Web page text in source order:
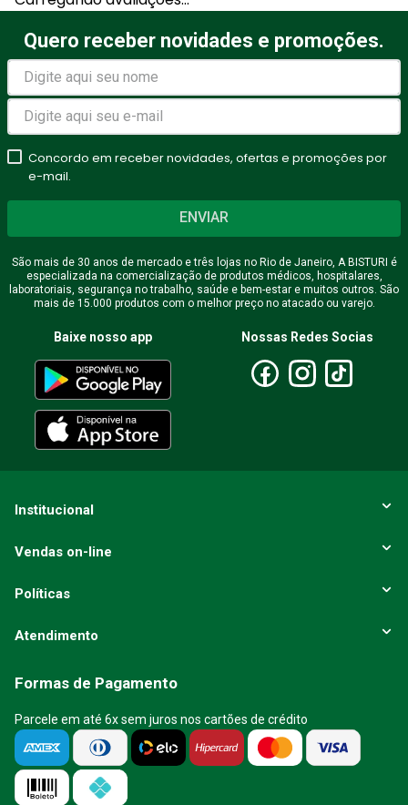
Avalie o produto de 1 a 5
estrelas
★★★★★
Seu nome
Endereço de email
Escreva uma avaliação
ENVIAR AVALIAÇÃO
Quero receber novidades e promoções.
Concordo em receber novidades, ofertas e promoções por
e-mail.
ENVIAR
São mais de 30 anos de mercado e três lojas no Rio de Janeiro, A BISTURI é
especializada na comercialização de produtos médicos, hospitalares,
laboratoriais, segurança no trabalho, saúde e bem-estar e muitos outros. São
mais de 15.000 produtos com o melhor preço no atacado ou varejo.
Baixe nosso app Nossas Redes Socias
Institucional
Vendas on-line
Políticas
Atendimento
Formas de Pagamento
Parcele em até 6x sem juros nos cartões de crédito